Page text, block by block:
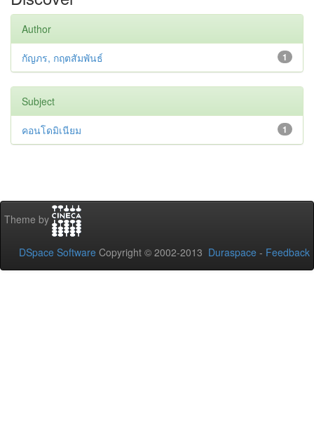
Author
1
กัญภร, กฤตสัมพันธ์
Subject
1
คอนโดมิเนียม
Theme by
DSpace Software Copyright © 2002-2013 Duraspace - Feedback